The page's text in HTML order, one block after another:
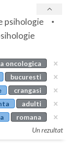
psihologie
oncologica
bucuresti
crangasi
adulti
romana
Un rezultat